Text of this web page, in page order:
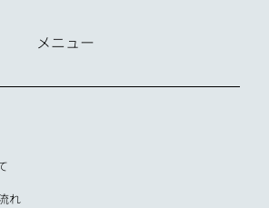
メニュー
れ